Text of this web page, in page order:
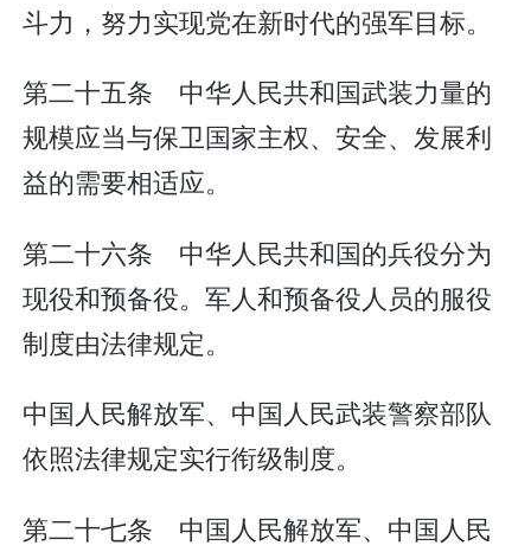
斗力，努力实现党在新时代的强军目标。
第二十五条 中华人民共和国武装力量的
规模应当与保卫国家主权、安全、发展利
益的需要相适应。
第二十六条 中华人民共和国的兵役分为
现役和预备役。军人和预备役人员的服役
制度由法律规定。
中国人民解放军、中国人民武装警察部队
依照法律规定实行衔级制度。
第二十七条 中国人民解放军、中国人民